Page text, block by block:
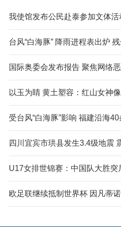
我使馆发布公民赴泰参加文体活
台风“白海豚” 降雨进程表出炉
国际奥委会发布报告 聚焦网络
以玉为睛 黄土塑容：红山女神
受台风“白海豚”影响 福建沿海
四川宜宾市珙县发生3.4级地震
U17女排世锦赛：中国队大胜突
欧足联继续抵制世界杯 因凡蒂